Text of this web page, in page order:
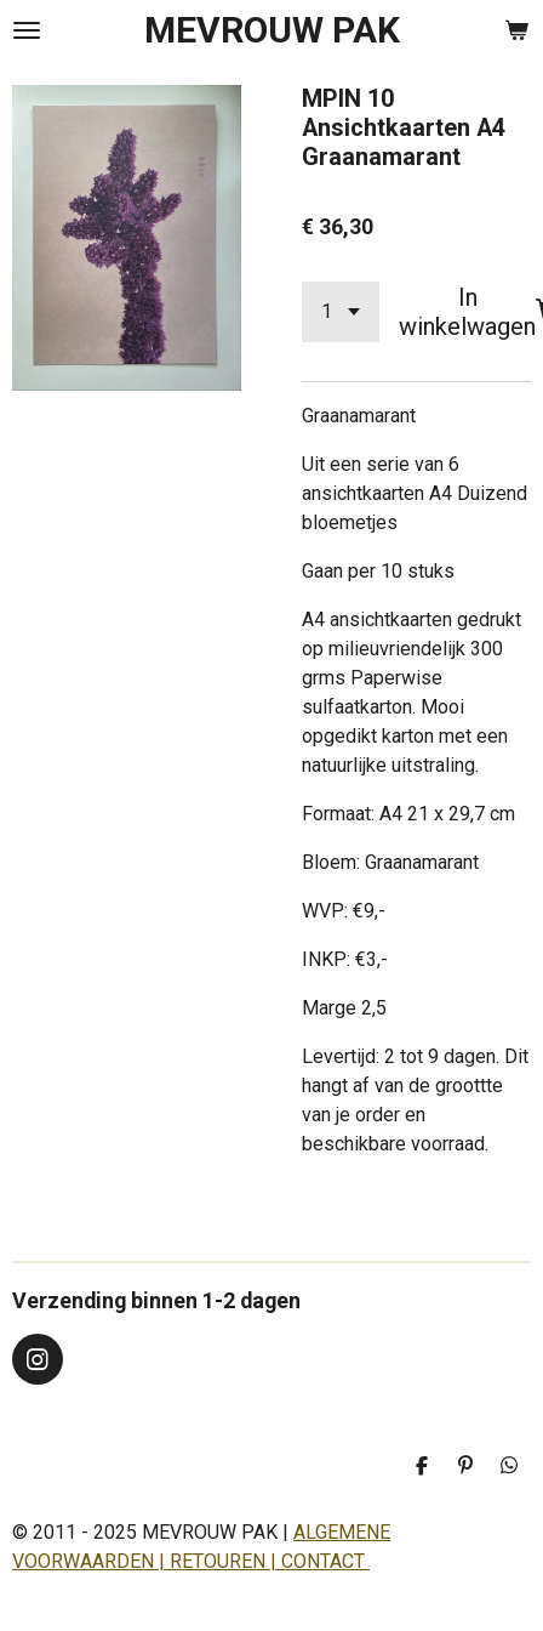
Ga
naar
de
hoofdinhoud
MEVROUW PAK
MPIN 10
Ansichtkaarten A4
Graanamarant
€ 36,30
In
winkelwagen
Graanamarant
Uit een serie van 6
ansichtkaarten A4 Duizend
bloemetjes
Gaan per 10 stuks
A4 ansichtkaarten gedrukt
op milieuvriendelijk 300
grms Paperwise
sulfaatkarton. Mooi
opgedikt karton met een
natuurlijke uitstraling.
Formaat: A4 21 x 29,7 cm
Bloem: Graanamarant
WVP: €9,-
INKP: €3,-
Marge 2,5
Levertijd: 2 tot 9 dagen. Dit
hangt af van de groottte
van je order en
beschikbare voorraad.
Verzending binnen 1-2 dagen
I
n
a
m
D
P
D
© 2011 - 2025 MEVROUW PAK | ALGEMENE
VOORWAARDEN | RETOUREN | CONTACT